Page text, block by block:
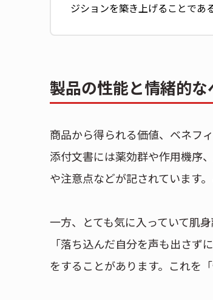
ジションを築き上げることであ
製品の性能と情緒的
商品から得られる価値、ベネフ
添付文書には薬効群や作用機序
や注意点などが記されています
一方、とても気に入っていて肌
「落ち込んだ自分を声も出さず
をすることがあります。これを